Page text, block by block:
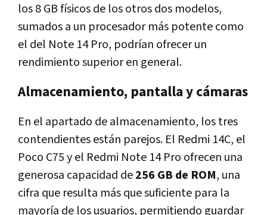
los 8 GB físicos de los otros dos modelos,
sumados a un procesador más potente como
el del Note 14 Pro, podrían ofrecer un
rendimiento superior en general.
Almacenamiento, pantalla y cámaras
En el apartado de almacenamiento, los tres
contendientes están parejos. El Redmi 14C, el
Poco C75 y el Redmi Note 14 Pro ofrecen una
generosa capacidad de256 GB de ROM, una
cifra que resulta más que suficiente para la
mayoría de los usuarios, permitiendo guardar